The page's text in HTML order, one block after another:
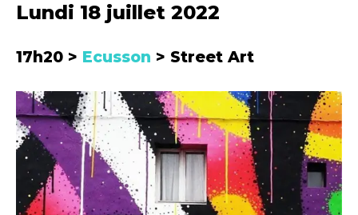
Lundi 18 juillet 2022
17h20 > Ecusson > Street Art